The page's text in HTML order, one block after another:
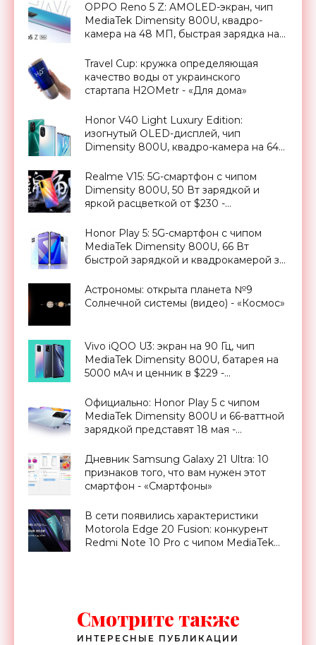
OPPO Reno 5 Z: AMOLED-экран, чип
MediaTek Dimensity 800U, квадро-
камера на 48 МП, быстрая зарядка на
Travel Cup: кружка определяющая
качество воды от украинского
стартапа H2OMetr - «Для дома»
Honor V40 Light Luxury Edition:
изогнутый OLED-дисплей, чип
Dimensity 800U, квадро-камера на 64
Realme V15: 5G-смартфон с чипом
Dimensity 800U, 50 Вт зарядкой и
яркой расцветкой от $230 -
Honor Play 5: 5G-смартфон с чипом
MediaTek Dimensity 800U, 66 Вт
быстрой зарядкой и квадрокамерой за
Астрономы: открыта планета №9
Солнечной системы (видео) - «Космос»
Vivo iQOO U3: экран на 90 Гц, чип
MediaTek Dimensity 800U, батарея на
5000 мАч и ценник в $229 -
Официально: Honor Play 5 с чипом
MediaTek Dimensity 800U и 66-ваттной
зарядкой представят 18 мая -
Дневник Samsung Galaxy 21 Ultra: 10
признаков того, что вам нужен этот
смартфон - «Смартфоны»
В сети появились характеристики
Motorola Edge 20 Fusion: конкурент
Redmi Note 10 Pro с чипом MediaTek
Смотрите также
ИНТЕРЕСНЫЕ ПУБЛИКАЦИИ